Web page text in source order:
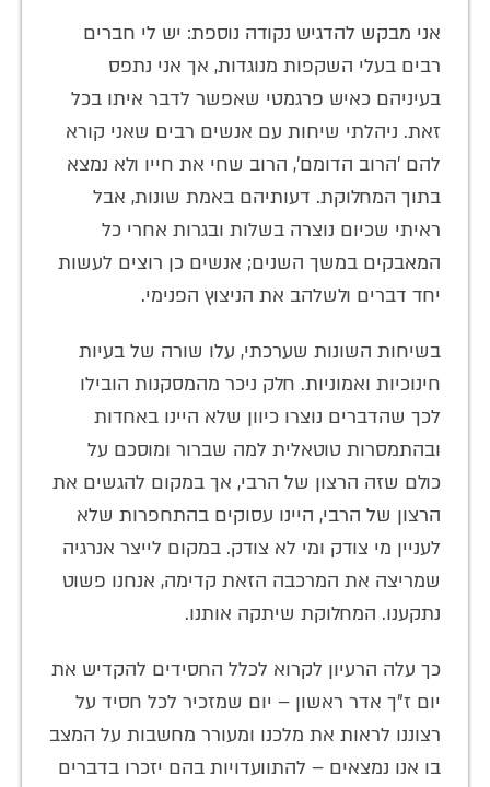
אני מבקש להדגיש נקודה נוספת: יש לי חברים
רבים בעלי השקפות מנוגדות, אך אני נתפס
בעיניהם כאיש פרגמטי שאפשר לדבר איתו בכל
זאת. ניהלתי שיחות עם אנשים רבים שאני קורא
להם 'הרוב הדומם', הרוב שחי את חייו ולא נמצא
בתוך המחלוקת. דעותיהם באמת שונות, אבל
ראיתי שכיום נוצרה בשלות ובגרות אחרי כל
המאבקים במשך השנים; אנשים כן רוצים לעשות
יחד דברים ולשלהב את הניצוץ הפנימי.
בשיחות השונות שערכתי, עלו שורה של בעיות
חינוכיות ואמוניות. חלק ניכר מהמסקנות הובילו
לכך שהדברים נוצרו כיוון שלא היינו באחדות
ובהתמסרות טוטאלית למה שברור ומוסכם על
כולם שזה הרצון של הרבי, אך במקום להגשים את
הרצון של הרבי, היינו עסוקים בהתחפרות שלא
לעניין מי צודק ומי לא צודק. במקום לייצר אנרגיה
שמריצה את המרכבה הזאת קדימה, אנחנו פשוט
נתקענו. המחלוקת שיתקה אותנו.
כך עלה הרעיון לקרוא לכלל החסידים להקדיש את
יום ז"ך אדר ראשון – יום שמזכיר לכל חסיד על
רצוננו לראות את מלכנו ומעורר מחשבות על המצב
בו אנו נמצאים – להתוועדויות בהם יזכרו בדברים